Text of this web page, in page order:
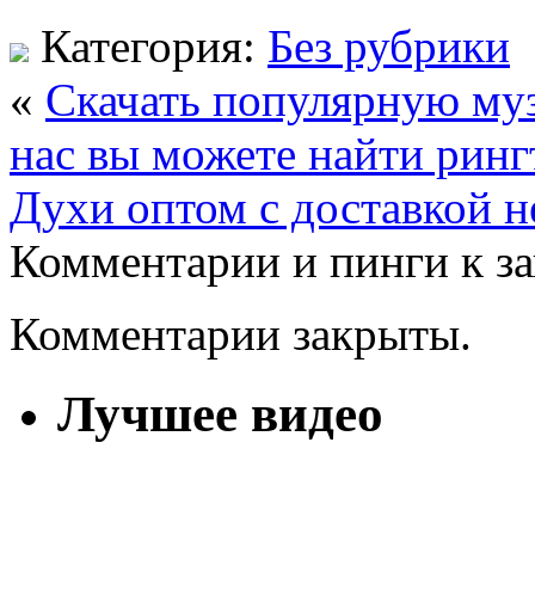
Категория: Без рубрики
« Скачать популярную
нас вы можете найти
Духи оптом с доставкой
Комментарии и пинги к
Комментарии закрыты.
Лучшее видео